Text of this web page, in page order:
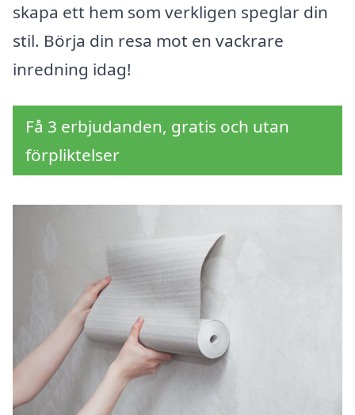
skapa ett hem som verkligen speglar din
stil. Börja din resa mot en vackrare
inredning idag!
Få 3 erbjudanden, gratis och utan
förpliktelser